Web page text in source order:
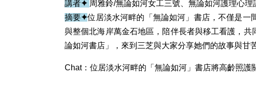
講者✦ 周雅鈴/無論如河女工三號、無論如河護理心
摘要✦位居淡水河畔的「無論如河」書店，不僅是一
與整個北海岸萬金石地區，陪伴長者與移工看護，
論如河書店」，來到三芝與大家分享她們的故事與甘
Chat：位居淡水河畔的「無論如河」書店將高齡照護